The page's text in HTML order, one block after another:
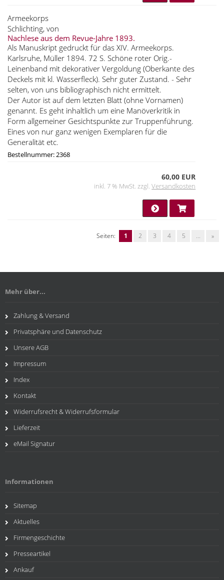
Armeekorps
Schlichting, von
Nachlese aus dem Revue-Jahre 1893.
Als Manuskript gedruckt für das XIV. Armeekorps.
Karlsruhe, Müller 1894. 72 S. Schöne roter Orig.-
Leinenband mit dekorativer Vergoldung (Oberkante des
Deckels mit kl. Wasserfleck). Sehr guter Zustand. - Sehr
selten, von uns bibliographisch nicht ermittelt.
Der Autor ist auf dem letzten Blatt (ohne Vornamen)
genannt. Es geht inhaltlich um eine Manöverkritik in
Form allgemeiner Gesichtspunkte zur Truppenführung.
Eines von nur ganz wenigen Exemplaren für die
Generalität etc.
Bestellnummer: 2368
60,00 EUR
inkl. 7 % MwSt. zzgl.Versandkosten
Seiten: 1 2 3 4 5 ... »
Mehr über...
Zahlung & Versand
Privatsphäre und Datenschutz
Unsere AGB
Impressum
Index
Kontakt
Widerrufsrecht & Widerrufsformular
Lieferzeit
eMail Signatur
Informationen
Sitemap
Aktuelles
Firmengeschichte
Presseartikel
Ankauf